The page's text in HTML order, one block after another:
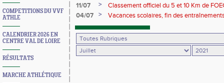
COMPETITIONS DU VVF
ATHLE
CALENDRIER 2026 EN
CENTRE VAL DE LOIRE
RÉSULTATS
MARCHE ATHLÉTIQUE
11/07
>
Classement officiel du 5 et 10 Km de
04/07
> Vacances scolaires, fin des